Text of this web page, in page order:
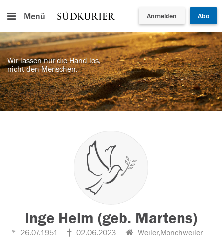
Menü Anmelden Abo
Wir lassen nur die Hand los,
nicht den Menschen.
Inge Heim (geb. Martens)
26.07.1951 02.06.2023 Weiler,Mönchweiler